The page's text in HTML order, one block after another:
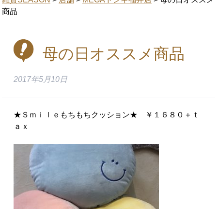
商品
母の日オススメ商品
2017年5月10日
★Ｓｍｉｌｅもちもちクッション★ ￥１６８０＋ｔ
ａｘ